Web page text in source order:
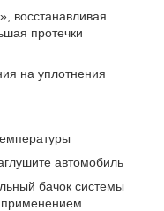
восстанавливая
протечки
на уплотнения
автомобиль
бачок системы
применением